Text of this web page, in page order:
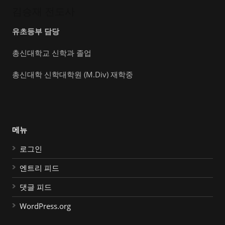
유초등부 담당
총신대학교 신학과 졸업
총신대학 신학대학원 (M.Div) 재학중
메뉴
로그인
엔트리 피드
댓글 피드
WordPress.org